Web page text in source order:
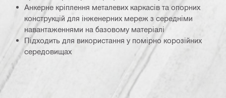
Анкерне кріплення металевих каркасів та опорних
конструкцій для інженерних мереж з середніми
навантаженнями на базовому матеріалі
Підходить для використання у помірно корозійних
середовищах